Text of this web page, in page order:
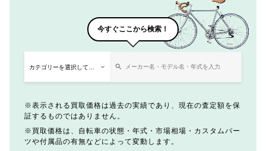
今すぐここから検索！
表示される買取価格は過去の実績であり、現在の査定額を保
証するものではありません。
買取価格は、自転車の状態・年式・市場相場・カスタムパー
ツや付属品の有無などによって変動します。